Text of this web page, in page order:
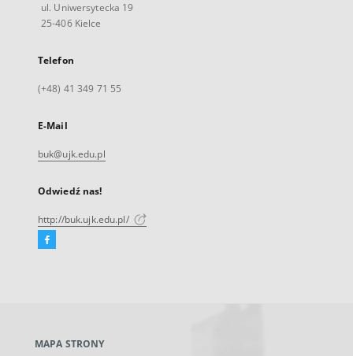
ul. Uniwersytecka 19
25-406 Kielce
Telefon
(+48) 41 349 71 55
E-Mail
buk@ujk.edu.pl
Odwiedź nas!
http://buk.ujk.edu.pl/
Facebook
karcie
MAPA STRONY